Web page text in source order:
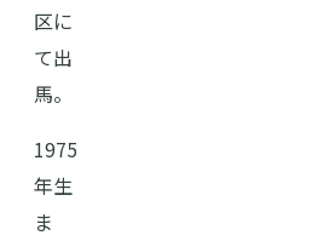
区に
て出
馬。
1975
年生
ま